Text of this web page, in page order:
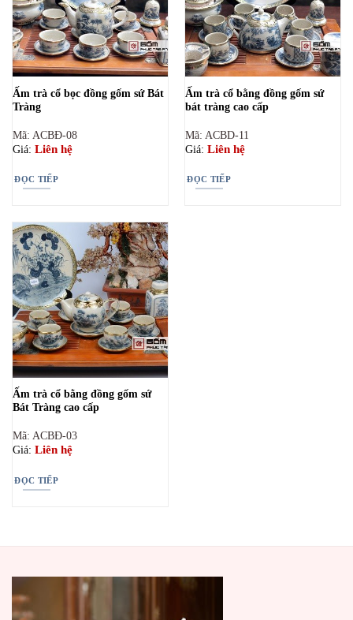
Ấm trà cổ bọc đồng gốm sứ Bát
Tràng
Mã: ACBĐ-08
Giá: Liên hệ
ĐỌC TIẾP
Ấm trà cổ bằng đồng gốm sứ
bát tràng cao cấp
Mã: ACBD-11
Giá: Liên hệ
ĐỌC TIẾP
Ấm trà cổ bằng đồng gốm sứ
Bát Tràng cao cấp
Mã: ACBĐ-03
Giá: Liên hệ
ĐỌC TIẾP